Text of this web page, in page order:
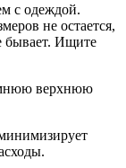
с одеждой.
не остается,
бывает. Ищите
верхнюю